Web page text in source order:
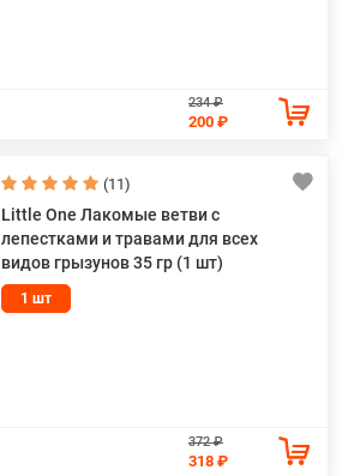
234 ₽
200 ₽
(11)
Little One Лакомые ветви c
лепестками и травами для всех
видов грызунов 35 гр (1 шт)
1 шт
372 ₽
318 ₽